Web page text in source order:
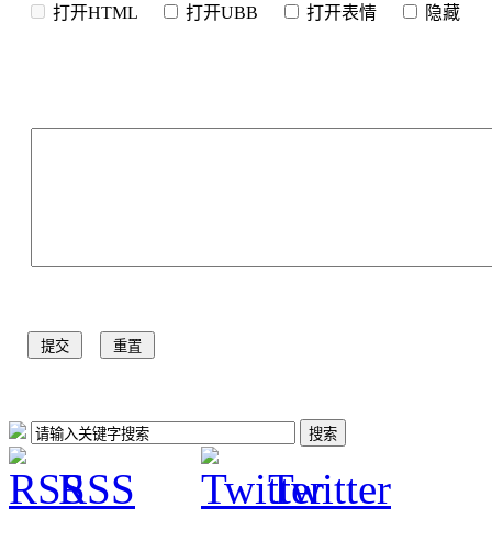
打开HTML 打开UBB 打开表情 隐
RSS Twitter